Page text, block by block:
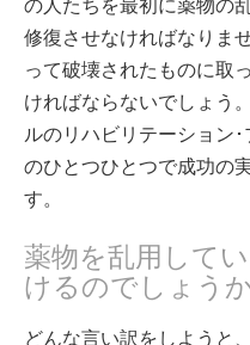
修復させなければなりま
って破壊されたものに取
ければならないでしょう
ルのリハビリテーション
のひとつひとつで成功の
す。
薬物を乱用して
けるのでしょう
どんな言い訳をしようと